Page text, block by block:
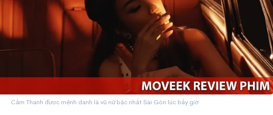
Cầm Thanh được mệnh danh là vũ nữ bậc nhất Sài Gòn lúc bấy giờ